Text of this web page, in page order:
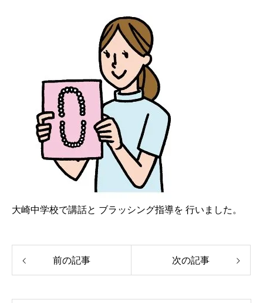
大崎中学校で講話と ブラッシング指導を 行いました。
前の記事 次の記事